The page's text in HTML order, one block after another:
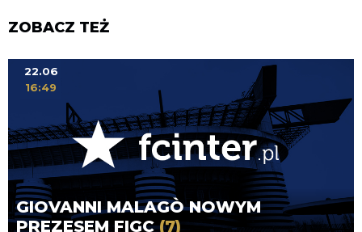
ZOBACZ TEŻ
GIOVANNI MALAGÒ NOWYM
PREZESEM FIGC(7)
22.06
16:49